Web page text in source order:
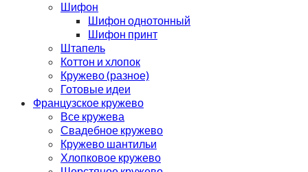
Шифон
Шифон однотонный
Шифон принт
Штапель
Коттон и хлопок
Кружево (разное)
Готовые идеи
Французское кружево
Все кружева
Свадебное кружево
Кружево шантильи
Хлопковое кружево